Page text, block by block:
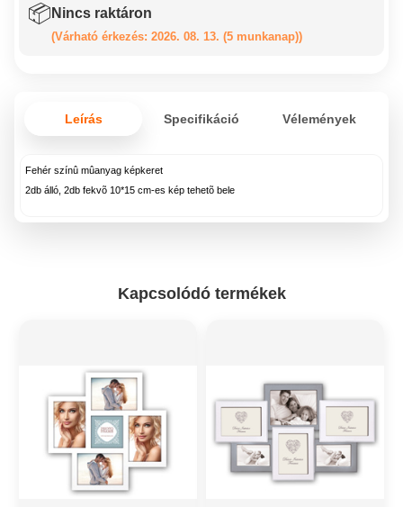
📦 Nincs raktáron
(Várható érkezés: 2026. 08. 13. (5 munkanap))
Leírás Specifikáció Vélemények
Fehér színû mûanyag képkeret
2db álló, 2db fekvõ 10*15 cm-es kép tehetõ bele
Kapcsolódó termékek